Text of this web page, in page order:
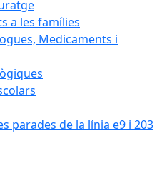
a les famílies
Medicaments i
parades de la línia e9 i 203